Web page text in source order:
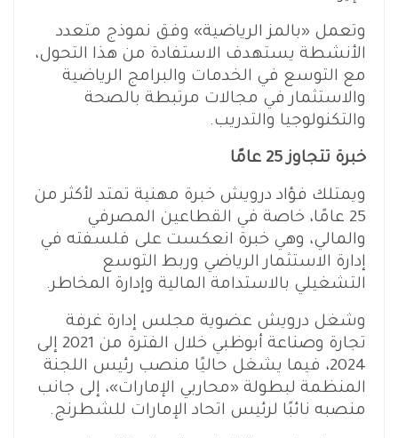
وتعمل «بالمز الرياضية» وفق نموذج متعدد
الأنشطة يستهدف الاستفادة من هذا التحول،
مع التوسع في الخدمات والبرامج الرياضية
والاستثمار في مجالات مرتبطة بالصحة
والتكنولوجيا والتدريب.
خبرة تتجاوز 25 عامًا
ويمتلك فؤاد درويش خبرة مهنية تمتد لأكثر من
25 عامًا، خاصة في القطاعين المصرفي
والمالي، وهي خبرة انعكست على فلسفته في
إدارة الاستثمار الرياضي وربط التوسع
التشغيلي بالاستدامة المالية وإدارة المخاطر.
وشغل درويش عضوية مجلس إدارة غرفة
تجارة وصناعة أبوظبي خلال الفترة من 2021 إلى
2024، فيما يشغل حاليًا منصب رئيس اللجنة
المنظمة لبطولة «محاربي الإمارات»، إلى جانب
منصبه نائبًا لرئيس اتحاد الإمارات للشطرنج.